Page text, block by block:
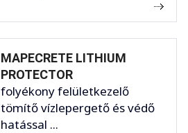
MAPECRETE LITHIUM
PROTECTOR
folyékony felületkezelő
tömítő vízlepergető és védő
hatással ...